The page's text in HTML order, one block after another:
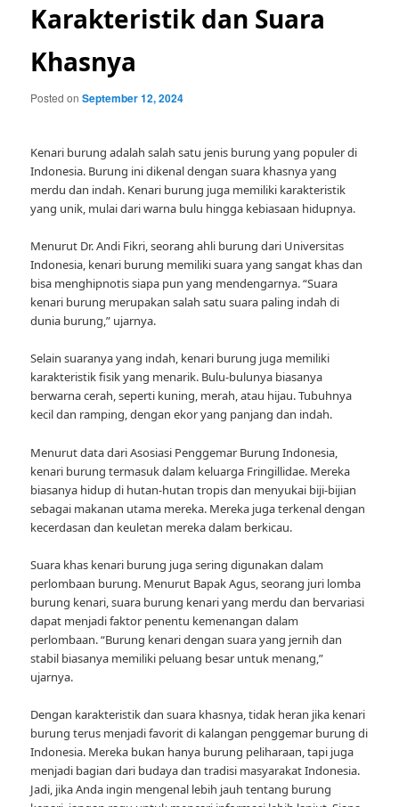
Karakteristik dan Suara
Khasnya
Posted onSeptember 12, 2024
Kenari burung adalah salah satu jenis burung yang populer di
Indonesia. Burung ini dikenal dengan suara khasnya yang
merdu dan indah. Kenari burung juga memiliki karakteristik
yang unik, mulai dari warna bulu hingga kebiasaan hidupnya.
Menurut Dr. Andi Fikri, seorang ahli burung dari Universitas
Indonesia, kenari burung memiliki suara yang sangat khas dan
bisa menghipnotis siapa pun yang mendengarnya. “Suara
kenari burung merupakan salah satu suara paling indah di
dunia burung,” ujarnya.
Selain suaranya yang indah, kenari burung juga memiliki
karakteristik fisik yang menarik. Bulu-bulunya biasanya
berwarna cerah, seperti kuning, merah, atau hijau. Tubuhnya
kecil dan ramping, dengan ekor yang panjang dan indah.
Menurut data dari Asosiasi Penggemar Burung Indonesia,
kenari burung termasuk dalam keluarga Fringillidae. Mereka
biasanya hidup di hutan-hutan tropis dan menyukai biji-bijian
sebagai makanan utama mereka. Mereka juga terkenal dengan
kecerdasan dan keuletan mereka dalam berkicau.
Suara khas kenari burung juga sering digunakan dalam
perlombaan burung. Menurut Bapak Agus, seorang juri lomba
burung kenari, suara burung kenari yang merdu dan bervariasi
dapat menjadi faktor penentu kemenangan dalam
perlombaan. “Burung kenari dengan suara yang jernih dan
stabil biasanya memiliki peluang besar untuk menang,”
ujarnya.
Dengan karakteristik dan suara khasnya, tidak heran jika kenari
burung terus menjadi favorit di kalangan penggemar burung di
Indonesia. Mereka bukan hanya burung peliharaan, tapi juga
menjadi bagian dari budaya dan tradisi masyarakat Indonesia.
Jadi, jika Anda ingin mengenal lebih jauh tentang burung